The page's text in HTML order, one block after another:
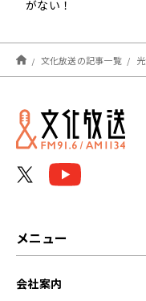
がない！
文化放送の記事一覧
メニュー
会社案内